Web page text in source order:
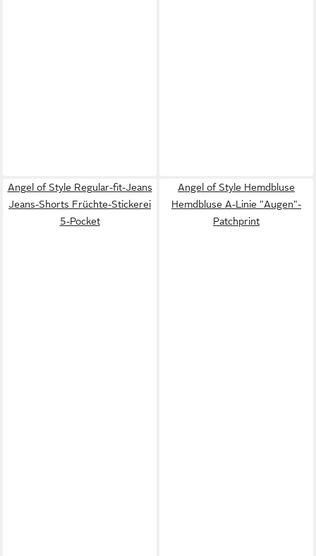
Angel of Style Regular-fit-Jeans
Jeans-Shorts Früchte-Stickerei
5-Pocket
Angel of Style Hemdbluse
Hemdbluse A-Linie "Augen"-
Patchprint